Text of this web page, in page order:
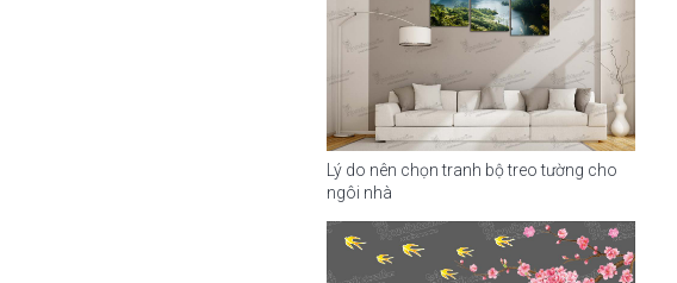
Lý do nên chọn tranh bộ treo tường cho
ngôi nhà